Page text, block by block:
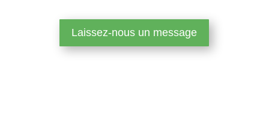
Laissez-nous un message